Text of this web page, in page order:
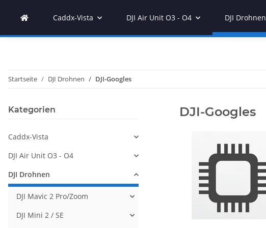
Caddx-Vista DJI Air Unit O3 - O4 DJI Drohnen
Startseite DJI Drohnen DJI-Googles
DJI-Googles
Kategorien
Caddx-Vista
DJI Air Unit O3 - O4
DJI Drohnen
DJI Mavic 2 Pro/Zoom
DJI Mini 2 / SE